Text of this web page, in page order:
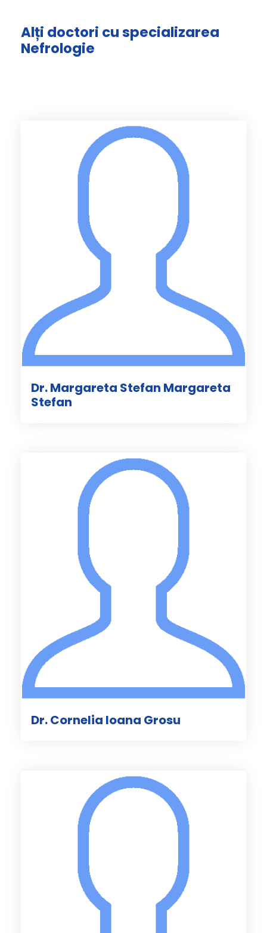
Alți doctori cu specializarea
Nefrologie
Dr. Margareta Stefan Margareta
Stefan
Dr. Cornelia Ioana Grosu